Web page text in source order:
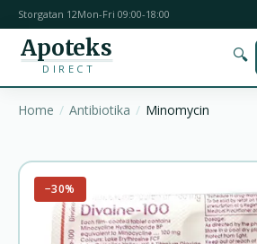
Storgatan 12Mon-Fri 09:00-18:00
Apoteks
DIRECT
🔍
Home Antibiotika Minomycin
−30%